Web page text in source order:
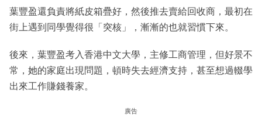
葉豐盈還負責將紙皮箱疊好，然後推去賣給回收商，最初在
街上遇到同學覺得很「突核」，漸漸的也就習慣下來。
後來，葉豐盈考入香港中文大學，主修工商管理，但好景不
常，她的家庭出現問題，頓時失去經濟支持，甚至想過輟學
出來工作賺錢養家。
廣告